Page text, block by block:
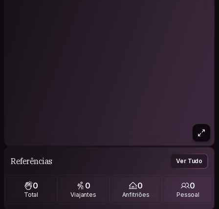
Referências Ver Tudo
0
Total
0
Viajantes
0
Anfitriões
0
Pessoal